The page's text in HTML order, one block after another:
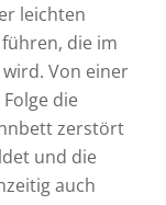
leichten
die im
Von einer
die
zerstört
und die
auch